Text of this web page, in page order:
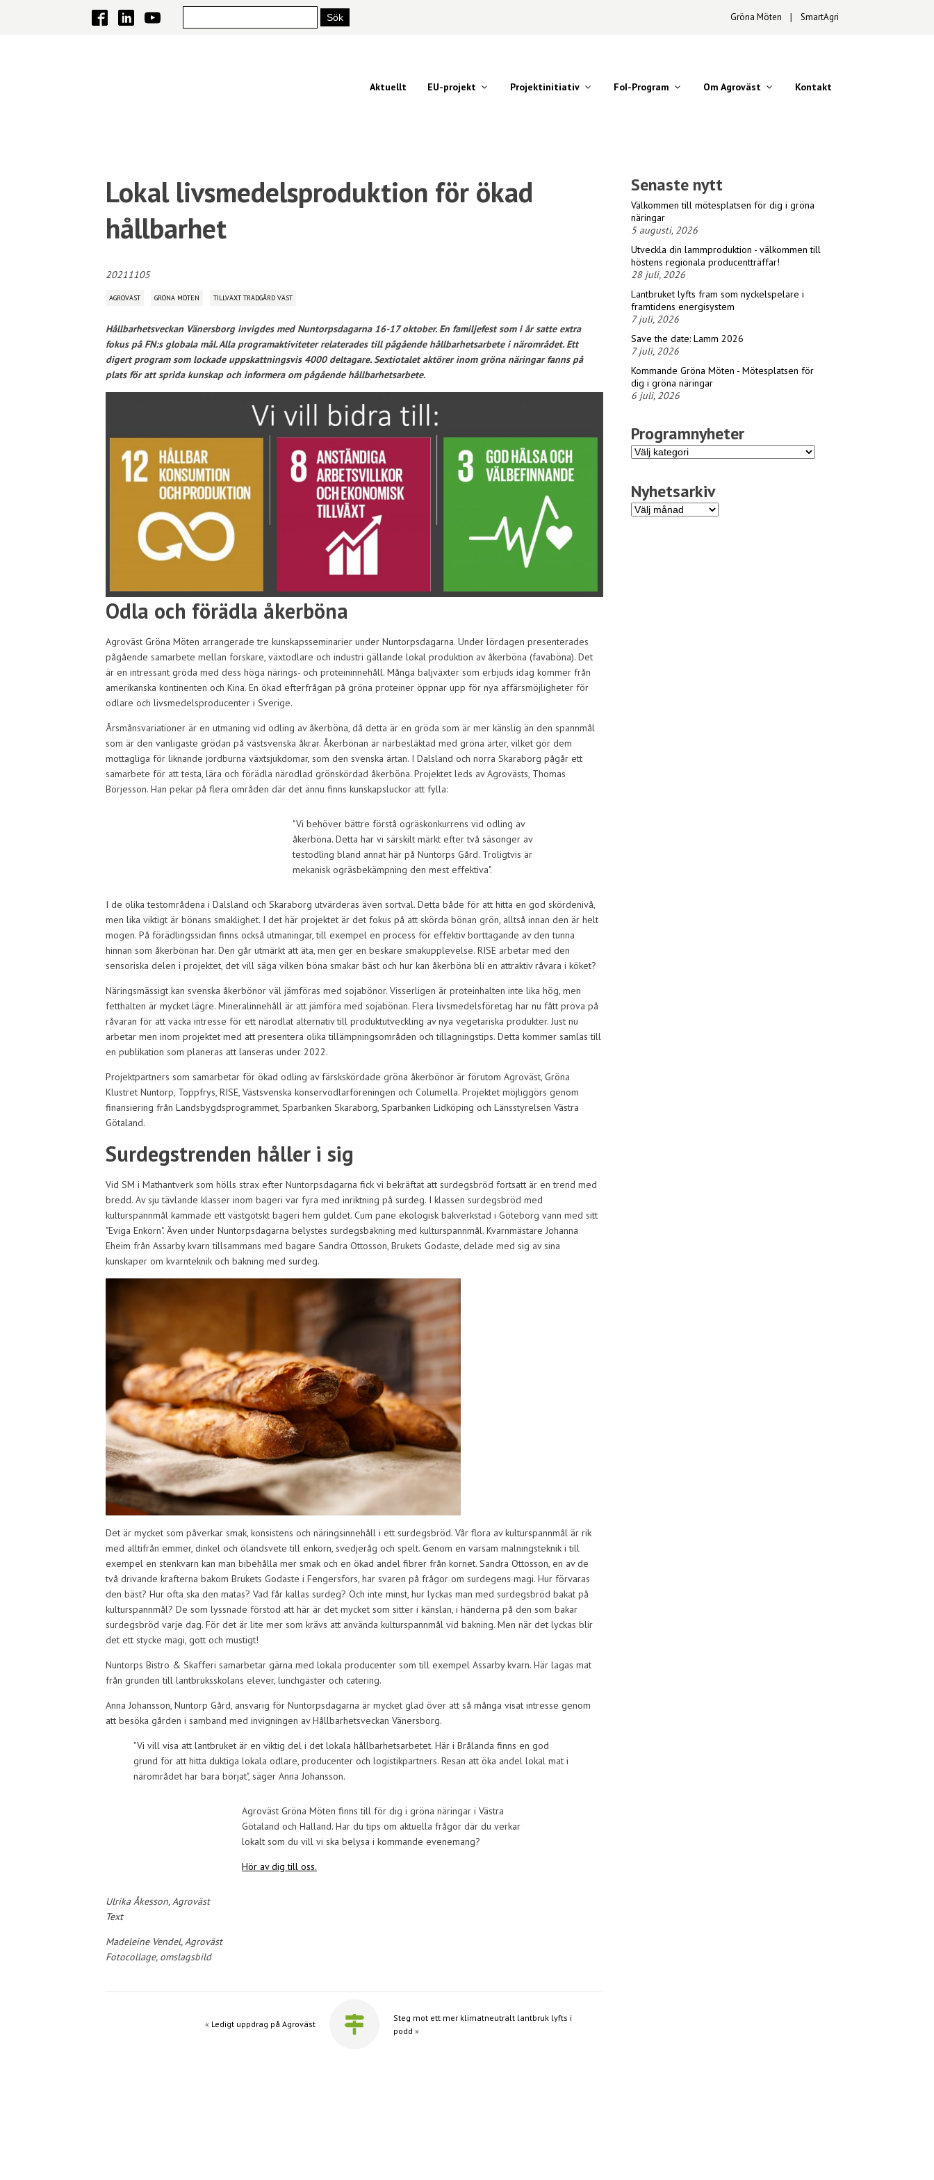
Gröna Möten ∣ SmartAgri
Aktuellt EU-projekt Projektinitiativ FoI-Program Om Agroväst Kontakt
Lokal livsmedelsproduktion för ökad
hållbarhet
20211105
AGROVÄST GRÖNA MÖTEN TILLVÄXT TRÄDGÅRD VÄST
Hållbarhetsveckan Vänersborg invigdes med Nuntorpsdagarna 16-17 oktober. En familjefest som i år satte extra
fokus på FN:s globala mål. Alla programaktiviteter relaterades till pågående hållbarhetsarbete i närområdet. Ett
digert program som lockade uppskattningsvis 4000 deltagare. Sextiotalet aktörer inom gröna näringar fanns på
plats för att sprida kunskap och informera om pågående hållbarhetsarbete.
Odla och förädla åkerböna
Agroväst Gröna Möten arrangerade tre kunskapsseminarier under Nuntorpsdagarna. Under lördagen presenterades
pågående samarbete mellan forskare, växtodlare och industri gällande lokal produktion av åkerböna (favaböna). Det
är en intressant gröda med dess höga närings- och proteininnehåll. Många baljväxter som erbjuds idag kommer från
amerikanska kontinenten och Kina. En ökad efterfrågan på gröna proteiner öppnar upp för nya affärsmöjligheter för
odlare och livsmedelsproducenter i Sverige.
Årsmånsvariationer är en utmaning vid odling av åkerböna, då detta är en gröda som är mer känslig än den spannmål
som är den vanligaste grödan på västsvenska åkrar. Åkerbönan är närbesläktad med gröna ärter, vilket gör dem
mottagliga för liknande jordburna växtsjukdomar, som den svenska ärtan. I Dalsland och norra Skaraborg pågår ett
samarbete för att testa, lära och förädla närodlad grönskördad åkerböna. Projektet leds av Agrovästs, Thomas
Börjesson. Han pekar på flera områden där det ännu finns kunskapsluckor att fylla:
"Vi behöver bättre förstå ogräskonkurrens vid odling av
åkerböna. Detta har vi särskilt märkt efter två säsonger av
testodling bland annat här på Nuntorps Gård. Troligtvis är
mekanisk ogräsbekämpning den mest effektiva".
I de olika testområdena i Dalsland och Skaraborg utvärderas även sortval. Detta både för att hitta en god skördenivå,
men lika viktigt är bönans smaklighet. I det här projektet är det fokus på att skörda bönan grön, alltså innan den är helt
mogen. På förädlingssidan finns också utmaningar, till exempel en process för effektiv borttagande av den tunna
hinnan som åkerbönan har. Den går utmärkt att äta, men ger en beskare smakupplevelse. RISE arbetar med den
sensoriska delen i projektet, det vill säga vilken böna smakar bäst och hur kan åkerböna bli en attraktiv råvara i köket?
Näringsmässigt kan svenska åkerbönor väl jämföras med sojabönor. Visserligen är proteinhalten inte lika hög, men
fetthalten är mycket lägre. Mineralinnehåll är att jämföra med sojabönan. Flera livsmedelsföretag har nu fått prova på
råvaran för att väcka intresse för ett närodlat alternativ till produktutveckling av nya vegetariska produkter. Just nu
arbetar men inom projektet med att presentera olika tillämpningsområden och tillagningstips. Detta kommer samlas till
en publikation som planeras att lanseras under 2022.
Projektpartners som samarbetar för ökad odling av färskskördade gröna åkerbönor är förutom Agroväst, Gröna
Klustret Nuntorp, Toppfrys, RISE, Västsvenska konservodlarföreningen och Columella. Projektet möjliggörs genom
finansiering från Landsbygdsprogrammet, Sparbanken Skaraborg, Sparbanken Lidköping och Länsstyrelsen Västra
Götaland.
Surdegstrenden håller i sig
Vid SM i Mathantverk som hölls strax efter Nuntorpsdagarna fick vi bekräftat att surdegsbröd fortsatt är en trend med
bredd. Av sju tävlande klasser inom bageri var fyra med inriktning på surdeg. I klassen surdegsbröd med
kulturspannmål kammade ett västgötskt bageri hem guldet. Cum pane ekologisk bakverkstad i Göteborg vann med sitt
"Eviga Enkorn". Även under Nuntorpsdagarna belystes surdegsbakning med kulturspannmål. Kvarnmästare Johanna
Eheim från Assarby kvarn tillsammans med bagare Sandra Ottosson, Brukets Godaste, delade med sig av sina
kunskaper om kvarnteknik och bakning med surdeg.
Det är mycket som påverkar smak, konsistens och näringsinnehåll i ett surdegsbröd. Vår flora av kulturspannmål är rik
med alltifrån emmer, dinkel och ölandsvete till enkorn, svedjeråg och spelt. Genom en varsam malningsteknik i till
exempel en stenkvarn kan man bibehålla mer smak och en ökad andel fibrer från kornet. Sandra Ottosson, en av de
två drivande krafterna bakom Brukets Godaste i Fengersfors, har svaren på frågor om surdegens magi. Hur förvaras
den bäst? Hur ofta ska den matas? Vad får kallas surdeg? Och inte minst, hur lyckas man med surdegsbröd bakat på
kulturspannmål? De som lyssnade förstod att här är det mycket som sitter i känslan, i händerna på den som bakar
surdegsbröd varje dag. För det är lite mer som krävs att använda kulturspannmål vid bakning. Men när det lyckas blir
det ett stycke magi, gott och mustigt!
Nuntorps Bistro & Skafferi samarbetar gärna med lokala producenter som till exempel Assarby kvarn. Här lagas mat
från grunden till lantbruksskolans elever, lunchgäster och catering.
Anna Johansson, Nuntorp Gård, ansvarig för Nuntorpsdagarna är mycket glad över att så många visat intresse genom
att besöka gården i samband med invigningen av Hållbarhetsveckan Vänersborg.
"Vi vill visa att lantbruket är en viktig del i det lokala hållbarhetsarbetet. Här i Brålanda finns en god
grund för att hitta duktiga lokala odlare, producenter och logistikpartners. Resan att öka andel lokal mat i
närområdet har bara börjat", säger Anna Johansson.
Agroväst Gröna Möten finns till för dig i gröna näringar i Västra
Götaland och Halland. Har du tips om aktuella frågor där du verkar
lokalt som du vill vi ska belysa i kommande evenemang?
Hör av dig till oss.
Ulrika Åkesson, Agroväst
Text
Madeleine Vendel, Agroväst
Fotocollage, omslagsbild
« Ledigt uppdrag på Agroväst
Steg mot ett mer klimatneutralt lantbruk lyfts i
podd »
Senaste nytt
Välkommen till mötesplatsen för dig i gröna
näringar
5 augusti, 2026
Utveckla din lammproduktion - välkommen till
höstens regionala producentträffar!
28 juli, 2026
Lantbruket lyfts fram som nyckelspelare i
framtidens energisystem
7 juli, 2026
Save the date: Lamm 2026
7 juli, 2026
Kommande Gröna Möten - Mötesplatsen för
dig i gröna näringar
6 juli, 2026
Programnyheter
Programnyheter
Nyhetsarkiv
Nyhetsarkiv